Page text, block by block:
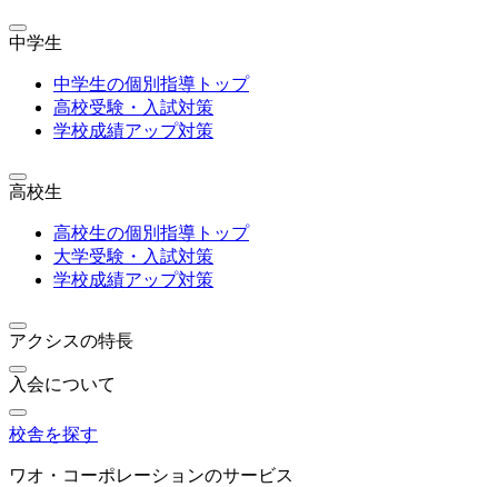
中学生
中学生の個別指導トップ
高校受験・入試対策
学校成績アップ対策
高校生
高校生の個別指導トップ
大学受験・入試対策
学校成績アップ対策
アクシスの特長
入会について
校舎を探す
ワオ・コーポレーションのサービス